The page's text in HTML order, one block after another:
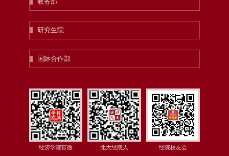
研究生院
国际合作部
经济学院官微 北大经院人 经院校友会